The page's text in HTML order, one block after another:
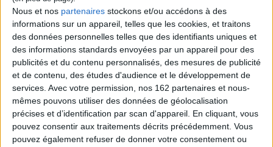
Nous et nos partenaires stockons et/ou accédons à des
informations sur un appareil, telles que les cookies, et traitons
des données personnelles telles que des identifiants uniques et
des informations standards envoyées par un appareil pour des
publicités et du contenu personnalisés, des mesures de publicité
et de contenu, des études d'audience et le développement de
services. Avec votre permission, nos 162 partenaires et nous-
mêmes pouvons utiliser des données de géolocalisation
précises et d’identification par scan d'appareil. En cliquant, vous
pouvez consentir aux traitements décrits précédemment. Vous
pouvez également refuser de donner votre consentement ou
D'or et de jungle
Sur les rivages de la mer de Chine méridionale, le sultanat de Brunei, petit
pays d'or (noir) et de jungle, mène, dans un décor desMille et Une Nuits, une
existence prospère et en apparence paisible. Pourtant, un coup d'État d'un
nouveau type va s'y dérouler et le livrer « clefs en main » à une grande
entreprise californienne du numérique.
Flora est la petite-fille d'un célèbre mercenaire qui a passé sa vie à
renverser des pouvoirs établis. Fascinée par son exemple, elle s'engage
dans le milieu dangereux des agences de sécurité privées. Elle se retrouve
plongée au coeur de cette opération de subversion sans précédent.
Ce grand roman d'aventures contemporain met en scène à la fois le
basculement d'un pays et le parcours d'une femme, habitée par un